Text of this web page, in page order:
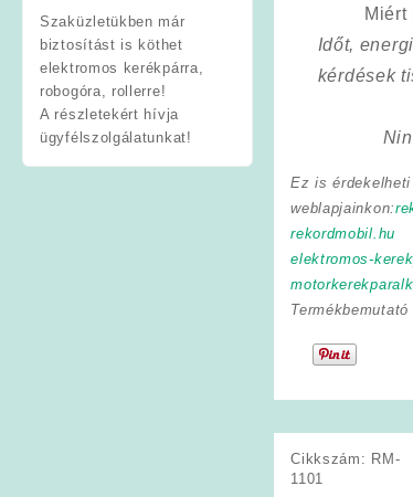
Szaküzletükben már
biztosítást is köthet
elektromos kerékpárra,
robogóra, rollerre!
A részletekért hívja
ügyfélszolgálatunkat!
Miért
Időt,
kérdések
Ez is
weblapjainkon:
rekordmobil.hu
elektromos-
Cikkszám: RM-
1101